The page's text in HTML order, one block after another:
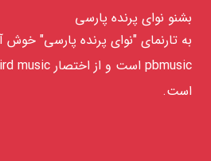
بشنو نوای پرنده پارسی
به تارنمای "نوای پرنده پارسی" خوش
است.